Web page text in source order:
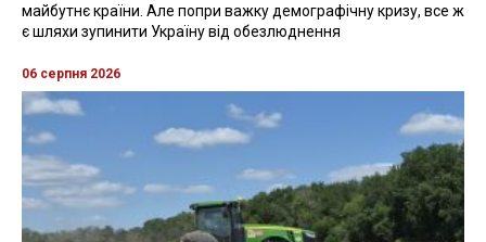
майбутнє країни. Але попри важку демографічну кризу, все ж
є шляхи зупинити Україну від обезлюднення
06 серпня 2026